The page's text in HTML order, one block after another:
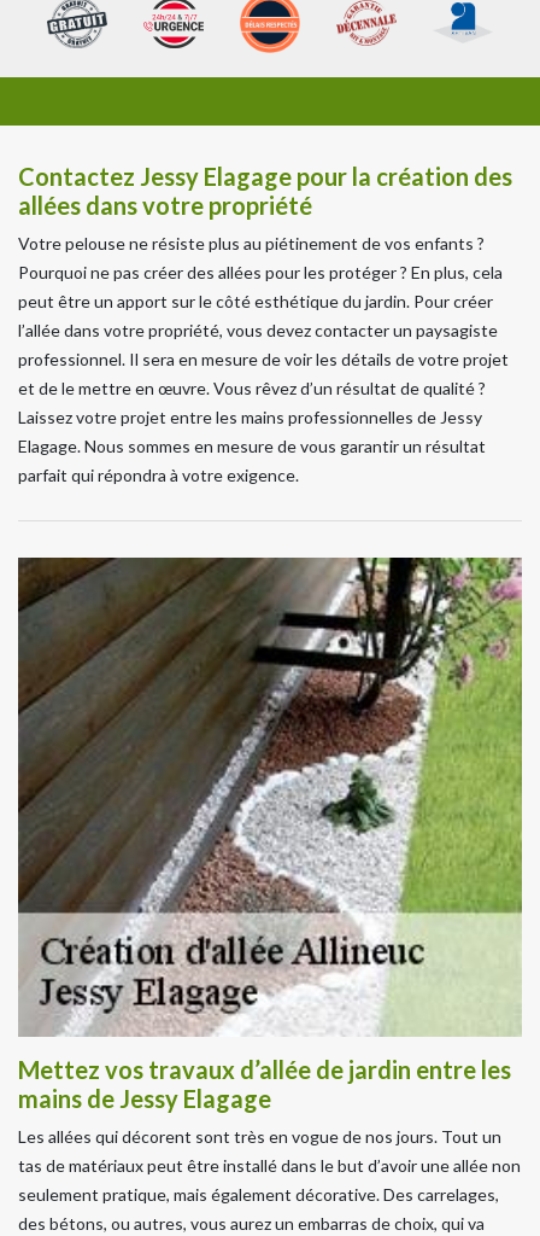
Contactez Jessy Elagage pour la création des
allées dans votre propriété
Votre pelouse ne résiste plus au piétinement de vos enfants ?
Pourquoi ne pas créer des allées pour les protéger ? En plus, cela
peut être un apport sur le côté esthétique du jardin. Pour créer
l’allée dans votre propriété, vous devez contacter un paysagiste
professionnel. Il sera en mesure de voir les détails de votre projet
et de le mettre en œuvre. Vous rêvez d’un résultat de qualité ?
Laissez votre projet entre les mains professionnelles de Jessy
Elagage. Nous sommes en mesure de vous garantir un résultat
parfait qui répondra à votre exigence.
Mettez vos travaux d’allée de jardin entre les
mains de Jessy Elagage
Les allées qui décorent sont très en vogue de nos jours. Tout un
tas de matériaux peut être installé dans le but d’avoir une allée non
seulement pratique, mais également décorative. Des carrelages,
des bétons, ou autres, vous aurez un embarras de choix, qui va